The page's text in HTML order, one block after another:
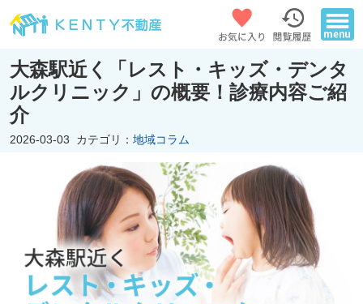
大森駅近く「レスト・キッズ・デンタ
ルクリニック」の概要！診療内容ご紹
介
2026-03-03 カテゴリ： 地域コラム